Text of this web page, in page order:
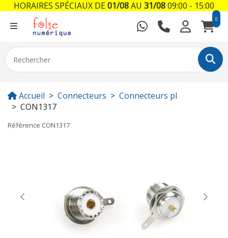
0
Accueil Connecteurs
Connecteurs pl
CON1317
Référence CON1317
Previous Next
HORAIRES SPÉCIAUX DE01/08AU 31/0809:00 - 15:00